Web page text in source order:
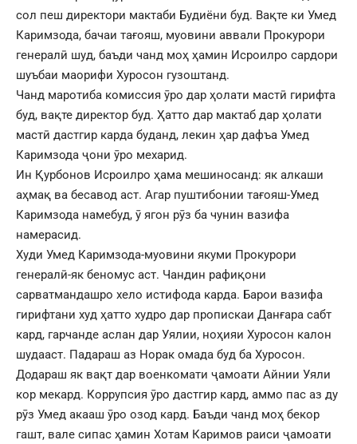
сол пеш директори мактаби Будиёни буд. Вақте ки Умед
Каримзода, бачаи тағояш, муовини аввали Прокурори
генералӣ шуд, баъди чанд моҳ ҳамин Исроилро сардори
шуъбаи маорифи Хуросон гузоштанд.
Чанд маротиба комиссия ӯро дар ҳолати мастӣ гирифта
буд, вақте директор буд. Ҳатто дар мактаб дар ҳолати
мастӣ дастгир карда буданд, лекин ҳар дафъа Умед
Каримзода ҷони ӯро мехарид.
Ин Қурбонов Исроилро ҳама мешиносанд: як алкаши
аҳмақ ва бесавод аст. Агар пуштибонии тағояш-Умед
Каримзода намебуд, ӯ ягон рӯз ба чунин вазифа
намерасид.
Худи Умед Каримзода-муовини якуми Прокурори
генералӣ-як беномус аст. Чандин рафиқони
сарватмандашро хело истифода карда. Барои вазифа
гирифтани худ ҳатто худро дар пропискаи Данғара сабт
кард, гарчанде аслан дар Уялии, ноҳияи Хуросон калон
шудааст. Падараш аз Норак омада буд ба Хуросон.
Додараш як вақт дар военкомати ҷамоати Айнии Уяли
кор мекард. Коррупсия ӯро дастгир кард, аммо пас аз ду
рӯз Умед акааш ӯро озод кард. Баъди чанд моҳ бекор
гашт, вале сипас ҳамин Хотам Каримов раиси ҷамоати